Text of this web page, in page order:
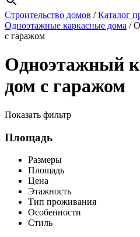
Строительство домов /Каталог
Одноэтажные каркасные дома /
с гаражом
Одноэтажный
дом с гаражом
Показать фильтр
Площадь
Размеры
Площадь
Цена
Этажность
Тип проживания
Особенности
Стиль